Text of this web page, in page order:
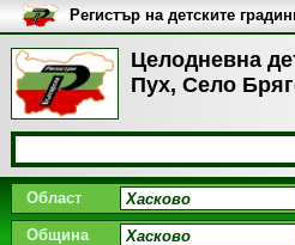
Целодневна
Пух, Село
Регистър на детските
България
Област
Община